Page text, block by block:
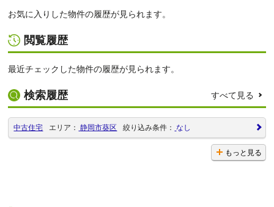
お気に入りした物件の履歴が見られます。
閲覧履歴
最近チェックした物件の履歴が見られます。
検索履歴
中古住宅 エリア： 静岡市葵区 絞り込み条件： なし
もっと見る
すべて見る